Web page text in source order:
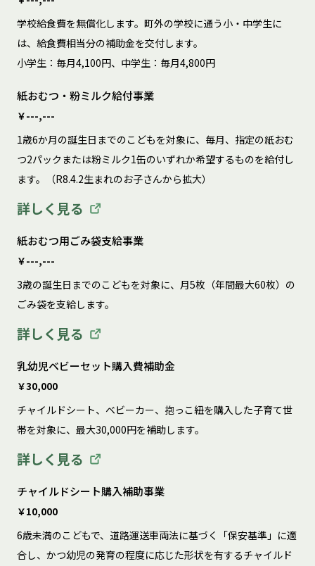
学校給食費を無償化します。町外の学校に通う小・中学生に
は、給食費相当分の補助金を交付します。
小学生：毎月4,100円、中学生：毎月4,800円
紙おむつ・粉ミルク給付事業
￥---,---
1歳6か月の誕生日までのこどもを対象に、毎月、指定の紙おむ
つ2パックまたは粉ミルク1缶のいずれか希望するものを給付し
ます。（R8.4.2生まれのお子さんから拡大）
詳しく見る
紙おむつ用ごみ袋支給事業
￥---,---
3歳の誕生日までのこどもを対象に、月5枚（年間最大60枚）の
ごみ袋を支給します。
詳しく見る
乳幼児ベビーセット購入費補助金
￥30,000
チャイルドシート、ベビーカー、抱っこ紐を購入した子育て世
帯を対象に、最大30,000円を補助します。
詳しく見る
チャイルドシート購入補助事業
￥10,000
6歳未満のこどもで、道路運送車両法に基づく「保安基準」に適
合し、かつ幼児の発育の程度に応じた形状を有するチャイルド